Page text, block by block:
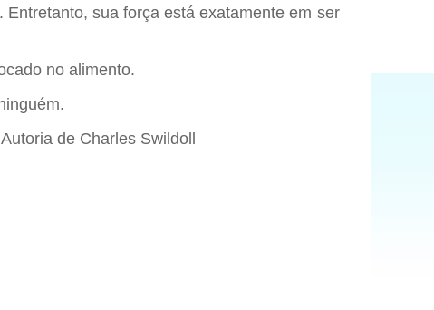
sua força está exatamente em ser
no alimento.
de Charles Swildoll